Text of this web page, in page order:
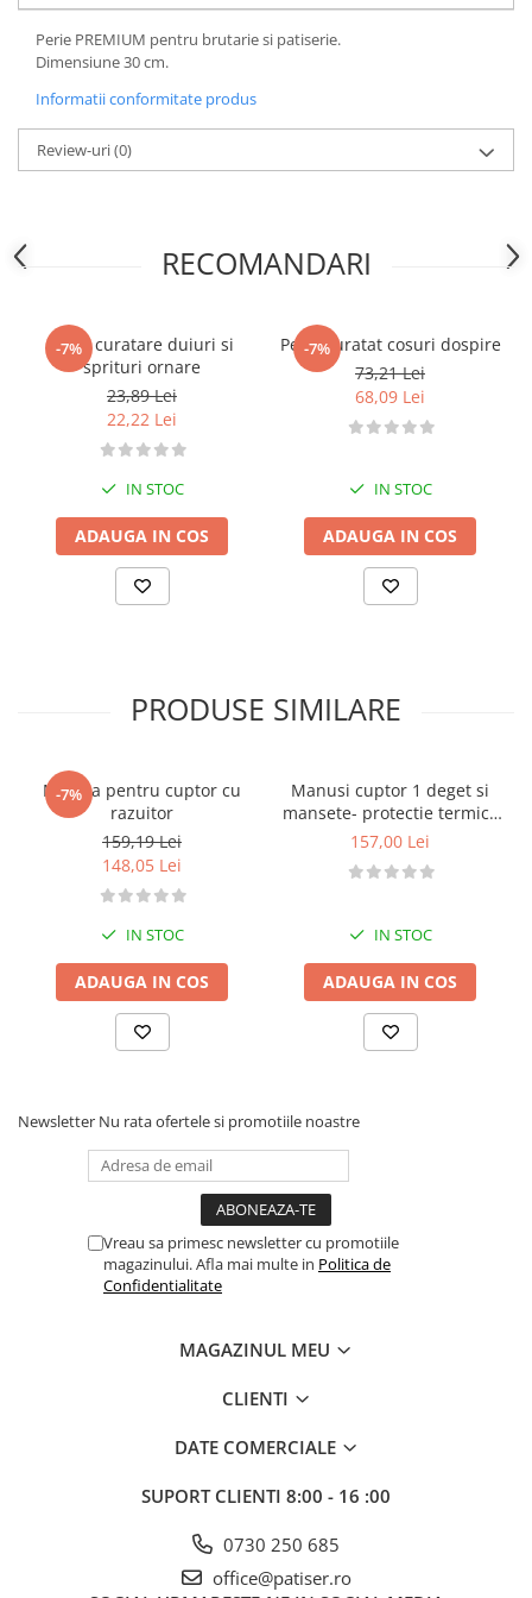
Dispozitive Cofetarie,
Patiserie,Pizza
Mixere planetare
Aparate copt tarte
Aparate si Matrite/Chitare
Caramelizator
Pulverizatoare
Forme Briose
Forme Metal
Forme Silicon
Ustensile Decorare
Accesorii Posuri
Duiuri, Sprituri Decorare
Posuri Decorare
Seturi Decorare
Ustensile, Accesorii Cofetarie,
Cani, Flacoane, Boluri, Vase
Diverse Ustensile de Lucru
Merdenele, Role, Decupatoare
Spatule, Teluri, Pensule
Perie PREMIUM pentru brutarie si patiserie.
Dimensiune 30 cm.
Informatii conformitate produs
Review-uri(0)
RECOMANDARI
-7%
Perie curatare duiuri si
sprituri ornare
23,89 Lei
22,22 Lei
IN STOC
ADAUGA IN COS
-7%
Perie curatat cosuri dospire
73,21 Lei
68,09 Lei
IN STOC
ADAUGA IN COS
PRODUSE SIMILARE
-7%
Matura pentru cuptor cu
razuitor
159,19 Lei
148,05 Lei
IN STOC
ADAUGA IN COS
Manusi cuptor 1 deget si
mansete- protectie termica
profesionala
157,00 Lei
IN STOC
ADAUGA IN COS
Newsletter Nu rata ofertele si promotiile noastre
Vreau sa primesc newsletter cu promotiile
magazinului. Afla mai multe in Politica de
Confidentialitate
MAGAZINUL MEU
CLIENTI
DATE COMERCIALE
SUPORT CLIENTI 8:00 - 16 :00
0730 250 685
office@patiser.ro